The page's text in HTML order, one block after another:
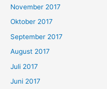
November 2017
Oktober 2017
September 2017
August 2017
Juli 2017
Juni 2017